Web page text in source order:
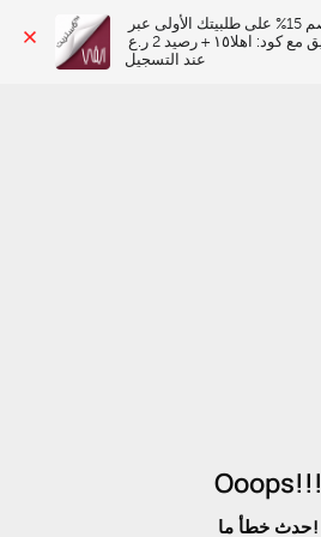
عند التسجيل
Ooops!!!
حدث خطأ ما!